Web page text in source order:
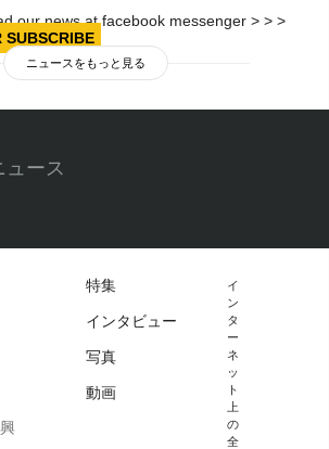
our news at facebook messenger > > >
SUBSCRIBE
ニュースをもっと見る
ュース
特集
インタビュー
写真
動画
イ
ン
タ
ー
ネ
ッ
ト
上
の
全